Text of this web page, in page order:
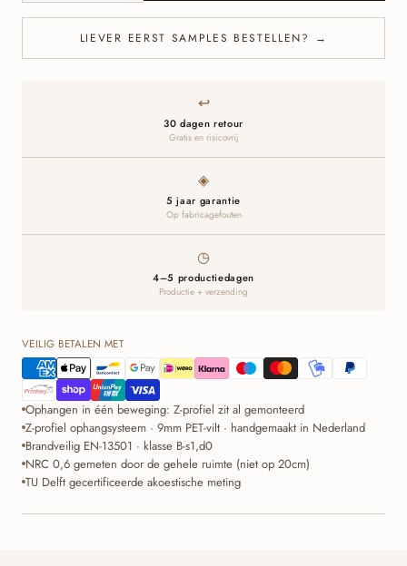
LIEVER EERST SAMPLES BESTELLEN? →
↩
30 dagen retour
Gratis en risicovrij
◈
5 jaar garantie
Op fabricagefouten
◷
4–5 productiedagen
Productie + verzending
VEILIG BETALEN MET
Ophangen in één beweging: Z-profiel zit al gemonteerd
Z-profiel ophangsysteem · 9mm PET-vilt · handgemaakt in Nederland
Brandveilig EN-13501 · klasse B-s1,d0
NRC 0,6 gemeten door de gehele ruimte (niet op 20cm)
TU Delft gecertificeerde akoestische meting